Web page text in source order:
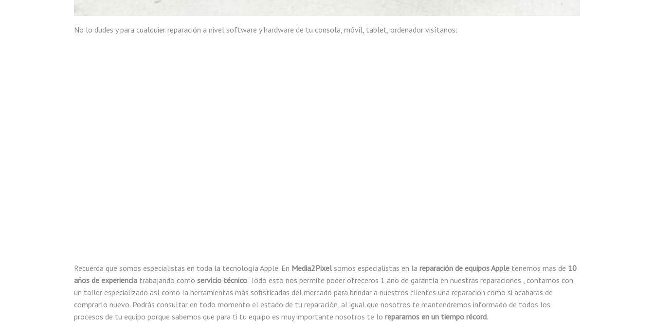
No lo dudes y para cualquier reparación a nivel software y hardware de tu consola, móvil, tablet, ordenador visítanos:
Recuerda que somos especialistas en toda la tecnología Apple. En Media2Pixel somos especialistas en la reparación de equipos Apple tenemos mas de 10
años de experiencia trabajando como servicio técnico. Todo esto nos permite poder ofreceros 1 año de garantía en nuestras reparaciones , contamos con
un taller especializado así como la herramientas más sofisticadas del mercado para brindar a nuestros clientes una reparación como si acabaras de
comprarlo nuevo. Podrás consultar en todo momento el estado de tu reparación, al igual que nosotros te mantendremos informado de todos los
procesos de tu equipo porque sabemos que para ti tu equipo es muy importante nosotros te lo reparamos en un tiempo récord.